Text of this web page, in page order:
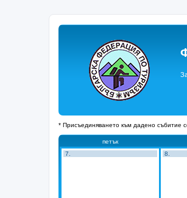
* Присъединяването към дадено събитие
петък
7.
8.